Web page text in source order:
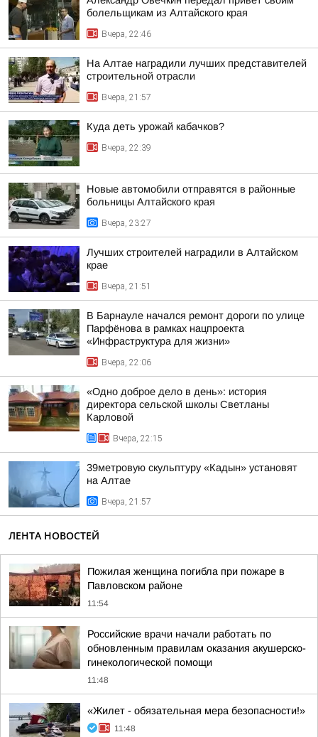
болельщикам из Алтайского края
Вчера, 22:46
На Алтае наградили лучших представителей
строительной отрасли
Вчера, 21:57
Куда деть урожай кабачков?
Вчера, 22:39
Новые автомобили отправятся в районные
больницы Алтайского края
Вчера, 23:27
Лучших строителей наградили в Алтайском
крае
Вчера, 21:51
В Барнауле начался ремонт дороги по улице
Парфёнова в рамках нацпроекта
«Инфраструктура для жизни»
Вчера, 22:06
«Одно доброе дело в день»: история
директора сельской школы Светланы
Карловой
Вчера, 22:15
39метровую скульптуру «Кадын» установят
на Алтае
Вчера, 21:57
ЛЕНТА НОВОСТЕЙ
Пожилая женщина погибла при пожаре в
Павловском районе
11:54
Российские врачи начали работать по
обновленным правилам оказания акушерско-
гинекологической помощи
11:48
«Жилет - обязательная мера безопасности!»
11:48